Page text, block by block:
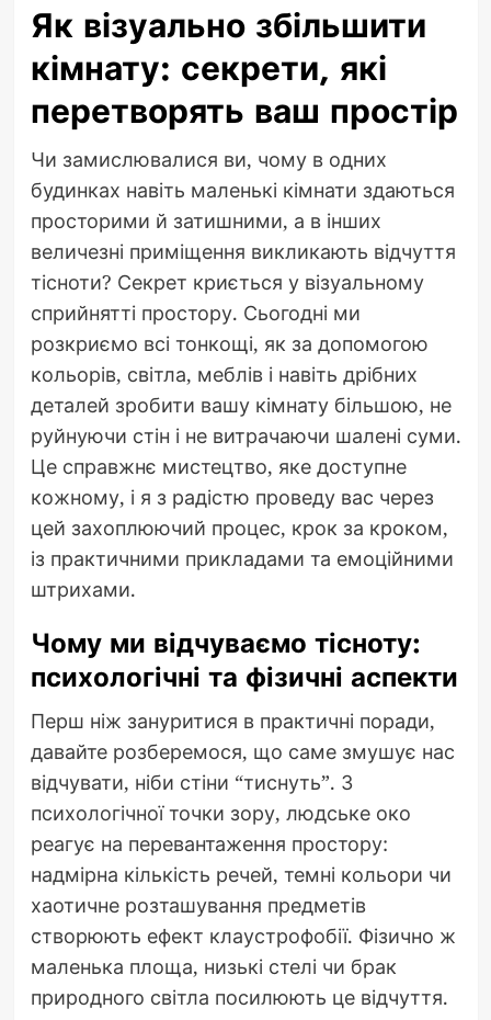
Як візуально збільшити
кімнату: секрети, які
перетворять ваш простір
Чи замислювалися ви, чому в одних
будинках навіть маленькі кімнати здаються
просторими й затишними, а в інших
величезні приміщення викликають відчуття
тісноти? Секрет криється у візуальному
сприйнятті простору. Сьогодні ми
розкриємо всі тонкощі, як за допомогою
кольорів, світла, меблів і навіть дрібних
деталей зробити вашу кімнату більшою, не
руйнуючи стін і не витрачаючи шалені суми.
Це справжнє мистецтво, яке доступне
кожному, і я з радістю проведу вас через
цей захоплюючий процес, крок за кроком,
із практичними прикладами та емоційними
штрихами.
Чому ми відчуваємо тісноту:
психологічні та фізичні аспекти
Перш ніж зануритися в практичні поради,
давайте розберемося, що саме змушує нас
відчувати, ніби стіни “тиснуть”. З
психологічної точки зору, людське око
реагує на перевантаження простору:
надмірна кількість речей, темні кольори чи
хаотичне розташування предметів
створюють ефект клаустрофобії. Фізично ж
маленька площа, низькі стелі чи брак
природного світла посилюють це відчуття.